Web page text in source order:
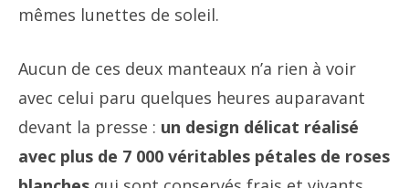
mêmes lunettes de soleil.
Aucun de ces deux manteaux n’a rien à voir
avec celui paru quelques heures auparavant
devant la presse : un design délicat réalisé
avec plus de 7 000 véritables pétales de roses